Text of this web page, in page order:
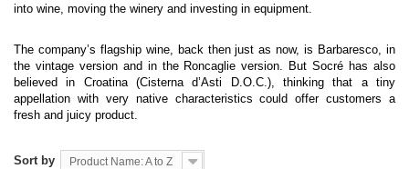
into wine, moving the winery and investing in equipment.
The company’s flagship wine, back then just as now, is Barbaresco, in
the vintage version and in the Roncaglie version. But Socré has also
believed in Croatina (Cisterna d’Asti D.O.C.), thinking that a tiny
appellation with very native characteristics could offer customers a
fresh and juicy product.
Sort by Product Name: A to Z